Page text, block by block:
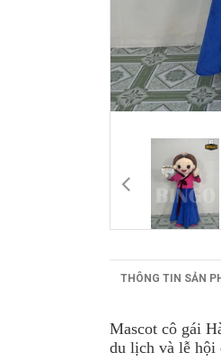
THÔNG TIN SẢN
Mascot cô gái
du lịch và lễ hội